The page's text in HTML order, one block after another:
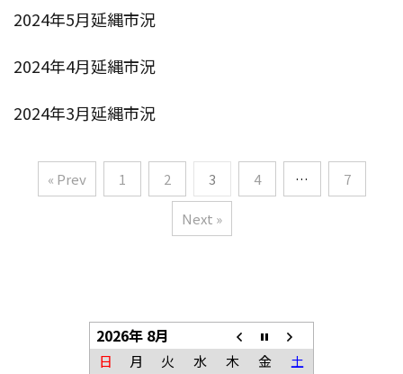
2024年5月延縄市況
2024年4月延縄市況
2024年3月延縄市況
« Prev 1 2 3 4 … 7
Next »
2026年 8月
日 月 火 水 木 金 土